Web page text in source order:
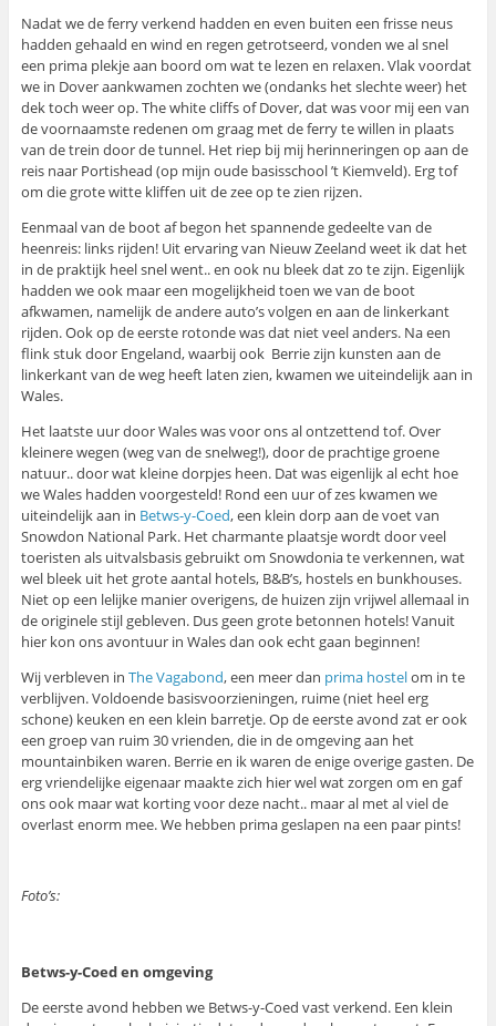
Nadat we de ferry verkend hadden en even buiten een frisse neus
hadden gehaald en wind en regen getrotseerd, vonden we al snel
een prima plekje aan boord om wat te lezen en relaxen. Vlak voordat
we in Dover aankwamen zochten we (ondanks het slechte weer) het
dek toch weer op. The white cliffs of Dover, dat was voor mij een van
de voornaamste redenen om graag met de ferry te willen in plaats
van de trein door de tunnel. Het riep bij mij herinneringen op aan de
reis naar Portishead (op mijn oude basisschool ’t Kiemveld). Erg tof
om die grote witte kliffen uit de zee op te zien rijzen.
Eenmaal van de boot af begon het spannende gedeelte van de
heenreis: links rijden! Uit ervaring van Nieuw Zeeland weet ik dat het
in de praktijk heel snel went.. en ook nu bleek dat zo te zijn. Eigenlijk
hadden we ook maar een mogelijkheid toen we van de boot
afkwamen, namelijk de andere auto’s volgen en aan de linkerkant
rijden. Ook op de eerste rotonde was dat niet veel anders. Na een
flink stuk door Engeland, waarbij ook Berrie zijn kunsten aan de
linkerkant van de weg heeft laten zien, kwamen we uiteindelijk aan in
Wales.
Het laatste uur door Wales was voor ons al ontzettend tof. Over
kleinere wegen (weg van de snelweg!), door de prachtige groene
natuur.. door wat kleine dorpjes heen. Dat was eigenlijk al echt hoe
we Wales hadden voorgesteld! Rond een uur of zes kwamen we
uiteindelijk aan in Betws-y-Coed, een klein dorp aan de voet van
Snowdon National Park. Het charmante plaatsje wordt door veel
toeristen als uitvalsbasis gebruikt om Snowdonia te verkennen, wat
wel bleek uit het grote aantal hotels, B&B’s, hostels en bunkhouses.
Niet op een lelijke manier overigens, de huizen zijn vrijwel allemaal in
de originele stijl gebleven. Dus geen grote betonnen hotels! Vanuit
hier kon ons avontuur in Wales dan ook echt gaan beginnen!
Wij verbleven in The Vagabond, een meer dan prima hostelom in te
verblijven. Voldoende basisvoorzieningen, ruime (niet heel erg
schone) keuken en een klein barretje. Op de eerste avond zat er ook
een groep van ruim 30 vrienden, die in de omgeving aan het
mountainbiken waren. Berrie en ik waren de enige overige gasten. De
erg vriendelijke eigenaar maakte zich hier wel wat zorgen om en gaf
ons ook maar wat korting voor deze nacht.. maar al met al viel de
overlast enorm mee. We hebben prima geslapen na een paar pints!
Foto’s:
Betws-y-Coed en omgeving
De eerste avond hebben we Betws-y-Coed vast verkend. Een klein